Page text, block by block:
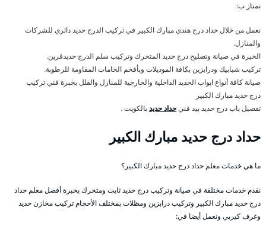
نمتاز ب:
نعمل من خلال حداد درج هندي مبارك الكبير في تركيب الدرج حديد دائري للشركات
والمنازل.
الخبرة في صيانة وتصليح درج حديد المتحرك وتركيب سلم الدرج حديدقرين.
تركيب شبابيك ودرابزين بكافة الموديلات وبأفخم الخامات المقاومة للرطوبة.
صيانة كافة أنواع ابواب الحديد الداخلية والخارجية للمنازل والفلل بخبرة فني تركيب
درج حديد مبارك الكبير
تفصيل باب درج حديد بيد فنيحداد حديدبالكويت .
حداد درج حديد مبارك الكبير
ما هي خدمات معلم حداد درج حديد مبارك الكبير؟
نقدم خدمات مختلفة في صيانة وتركيب درج حديد ثابت ومتحرك بخبرة أفضل معلم حداد
درج حديد مبارك الكبير وتركيب درابزين ومظلات بمختلف الأحجام تركيب مخازن حديد
وغرف كيربي ونعمل أيضا في: